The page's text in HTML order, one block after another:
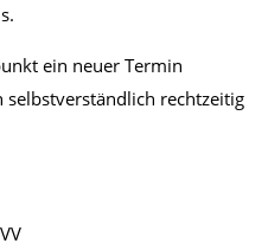
ein neuer Termin
rechtzeitig